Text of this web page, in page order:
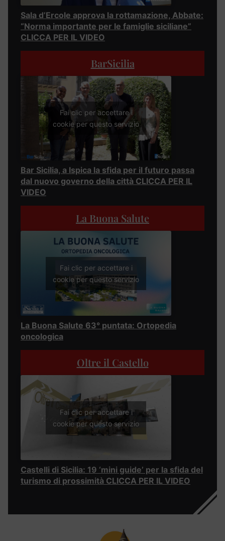
Sala d’Ercole approva la rottamazione, Abbate:
“Norma importante per le famiglie siciliane”
CLICCA PER IL VIDEO
BarSicilia
Fai clic per accettare i
cookie per questo servizio
Bar Sicilia, a Ispica la sfida per il futuro passa
dal nuovo governo della città CLICCA PER IL
VIDEO
La Buona Salute
Fai clic per accettare i
cookie per questo servizio
La Buona Salute 63° puntata: Ortopedia
oncologica
Oltre il Castello
Fai clic per accettare i
cookie per questo servizio
Castelli di Sicilia: 19 ‘mini guide’ per la sfida del
turismo di prossimità CLICCA PER IL VIDEO